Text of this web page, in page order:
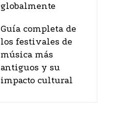
globalmente
Guía completa de
los festivales de
música más
antiguos y su
impacto cultural